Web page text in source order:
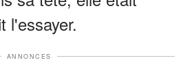
l'essayer.
ANNONCES